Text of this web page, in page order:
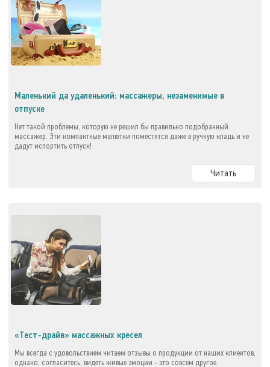
Маленький да удаленький: массажеры, незаменимые в
отпуске
Нет такой проблемы, которую не решил бы правильно подобранный
массажер. Эти компактные малютки поместятся даже в ручную кладь и не
дадут испортить отпуск!
Читать
«Тест-драйв» массажных кресел
Мы всегда с удовольствием читаем отзывы о продукции от наших клиентов,
однако, согласитесь, видеть живые эмоции - это совсем другое.